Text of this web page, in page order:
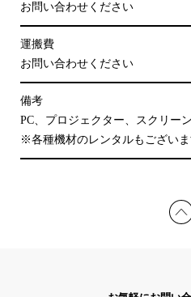
お問い合わせください
運搬費
お問い合わせください
備考
PC、プロジェクター、スクリー
※各種機材のレンタルもございま